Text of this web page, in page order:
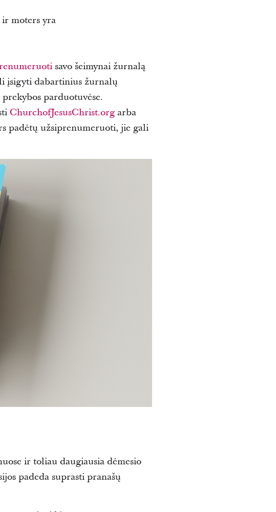
ir moters yra
savo šeimynai žurnalą
įsigyti dabartinius žurnalų
parduotuvėse.
ChurchofJesusChrist.orgarba
padėtų užsiprenumeruoti, jie gali
ir toliau daugiausia dėmesio
padeda suprasti pranašų